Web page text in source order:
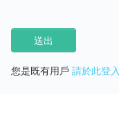
您是既有用戶 請於此登入